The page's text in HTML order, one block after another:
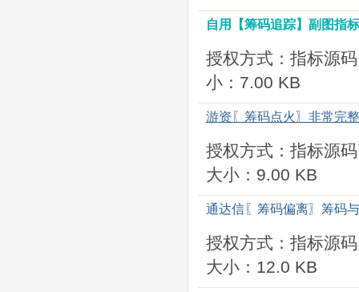
自用【筹码追踪】副图指
授权方式：指标源码
小：7.00 KB
游资〖筹码点火〗非常完
授权方式：指标源码
大小：9.00 KB
通达信〖筹码偏离〗筹码
授权方式：指标源码
大小：12.0 KB